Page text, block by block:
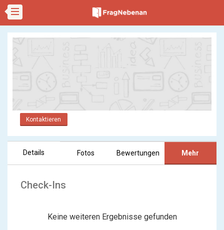
Kontaktieren
Details Fotos Bewertungen Mehr
Check-Ins
Keine weiteren Ergebnisse gefunden